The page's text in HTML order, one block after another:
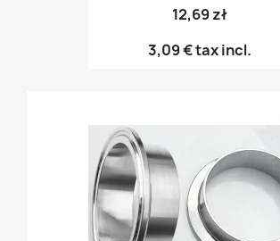
12,69 zł
3,09 €tax incl.